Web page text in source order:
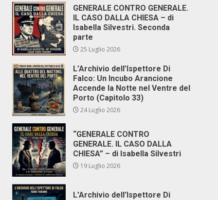
GENERALE CONTRO GENERALE.
IL CASO DALLA CHIESA – di
Isabella Silvestri. Seconda
parte
25 Luglio 2026
L’Archivio dell’Ispettore Di
Falco: Un Incubo Arancione
Accende la Notte nel Ventre del
Porto (Capitolo 33)
24 Luglio 2026
“GENERALE CONTRO
GENERALE. IL CASO DALLA
CHIESA” – di Isabella Silvestri
19 Luglio 2026
L’Archivio dell’Ispettore Di